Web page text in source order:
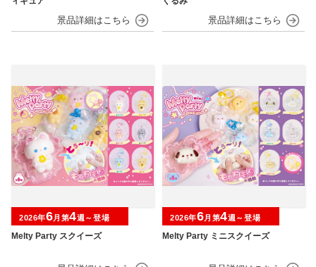
Melty Party スクイーズ
2026年6月第4週～登場
Melty Party ミニスクイーズ
2026年6月第4週～登場